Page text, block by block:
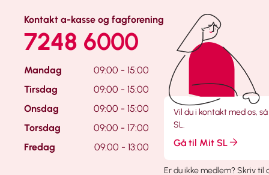
Kontakt a-kasse og fagforening
7248 6000
Mandag
09:00 - 15:00
Tirsdag
09:00 - 15:00
Onsdag
09:00 - 15:00
Torsdag
09:00 - 17:00
Fredag
09:00 - 13:00
Vil du i kontakt med os,
SL.
Gå til Mit SL
Er du ikke medlem?Skriv til